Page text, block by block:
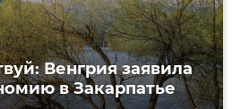
Венгрия заявила
в Закарпатье